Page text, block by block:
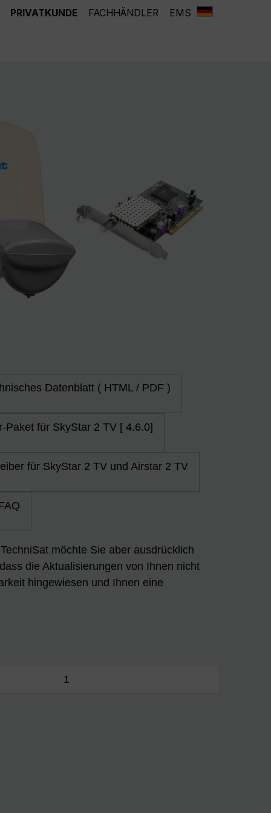
PRIVATKUNDE FACHHÄNDLER EMS
Datenblatt ( HTML / PDF )
Paket für SkyStar 2 TV [ 4.6.0]
für SkyStar 2 TV und Airstar 2 TV
möchte Sie aber ausdrücklich
die Aktualisierungen von Ihnen nicht
hingewiesen und Ihnen eine
1